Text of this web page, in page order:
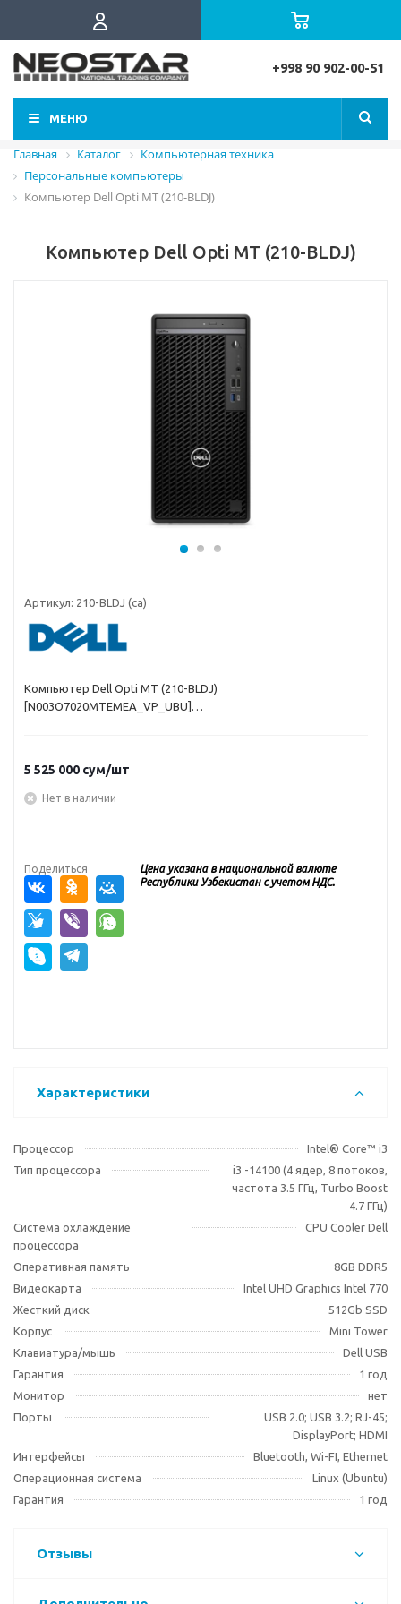
+998 90 902-00-51
МЕНЮ
Главная Каталог
Компьютерная техника
Персональные компьютеры
Компьютер Dell Opti MT (210-BLDJ)
Компьютер Dell Opti MT (210-BLDJ)
Артикул: 210-BLDJ (ca)
Компьютер Dell Opti MT (210-BLDJ)
[N003O7020MTEMEA_VP_UBU]
5 525 000 сум/шт
Нет в наличии
Поделиться
Цена указана в национальной валюте
Республики Узбекистан с учетом НДС.
Характеристики
Процессор
Intel® Core™ i3
Тип процессора
i3 -14100 (4 ядер, 8 потоков,
частота 3.5 ГГц, Turbo Boost
4.7 ГГц)
Система охлаждение
процессора
CPU Cooler Dell
Оперативная память
8GB DDR5
Видеокарта
Intel UHD Graphics Intel 770
Жесткий диск
512Gb SSD
Корпус
Mini Tower
Клавиатура/мышь
Dell USB
Гарантия
1 год
Монитор
нет
Порты
USB 2.0; USB 3.2; RJ-45;
DisplayPort; HDMI
Интерфейсы
Bluetooth, Wi-FI, Ethernet
Операционная система
Linux (Ubuntu)
Гарантия
1 год
Отзывы